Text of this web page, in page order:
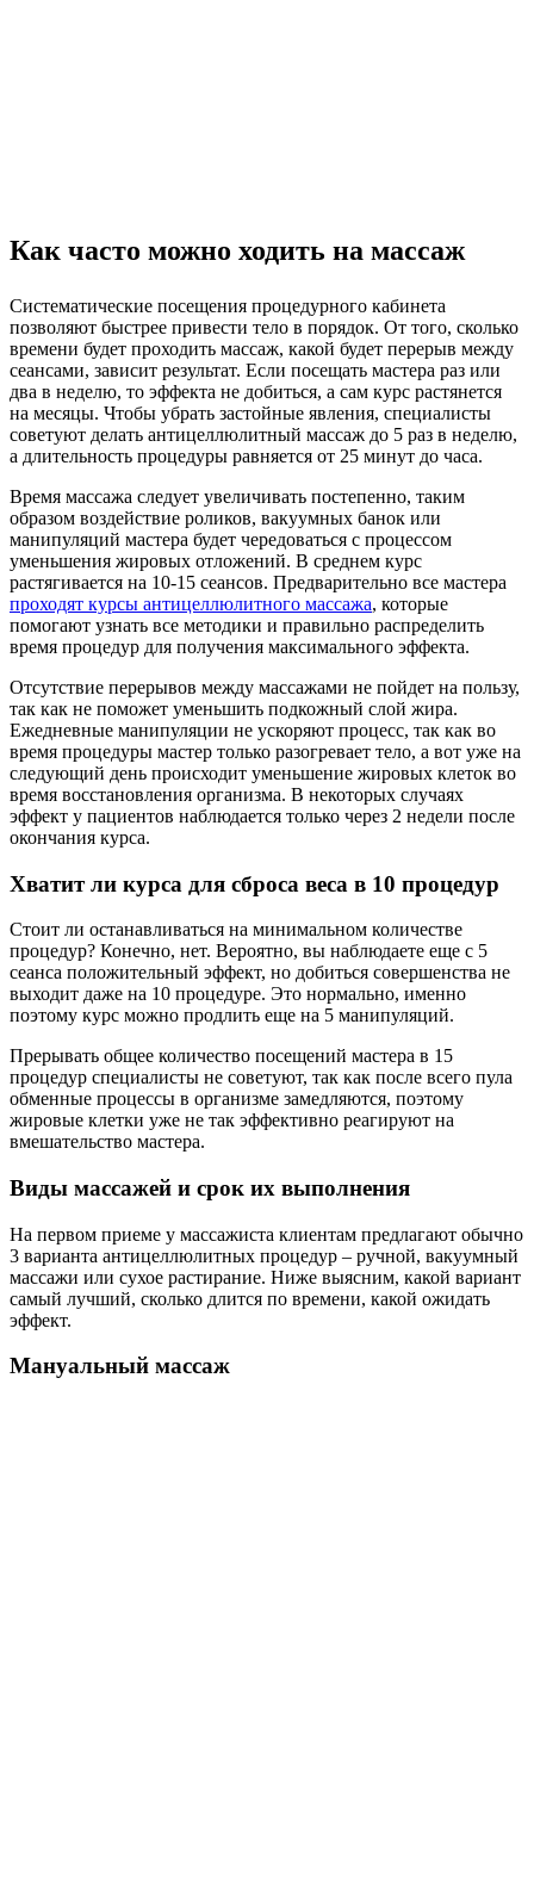
Как часто можно ходить на массаж
Систематические посещения процедурного кабинета
позволяют быстрее привести тело в порядок. От того, сколько
времени будет проходить массаж, какой будет перерыв между
сеансами, зависит результат. Если посещать мастера раз или
два в неделю, то эффекта не добиться, а сам курс растянется
на месяцы. Чтобы убрать застойные явления, специалисты
советуют делать антицеллюлитный массаж до 5 раз в неделю,
а длительность процедуры равняется от 25 минут до часа.
Время массажа следует увеличивать постепенно, таким
образом воздействие роликов, вакуумных банок или
манипуляций мастера будет чередоваться с процессом
уменьшения жировых отложений. В среднем курс
растягивается на 10-15 сеансов. Предварительно все мастера
проходят курсы антицеллюлитного массажа, которые
помогают узнать все методики и правильно распределить
время процедур для получения максимального эффекта.
Отсутствие перерывов между массажами не пойдет на пользу,
так как не поможет уменьшить подкожный слой жира.
Ежедневные манипуляции не ускоряют процесс, так как во
время процедуры мастер только разогревает тело, а вот уже на
следующий день происходит уменьшение жировых клеток во
время восстановления организма. В некоторых случаях
эффект у пациентов наблюдается только через 2 недели после
окончания курса.
Хватит ли курса для сброса веса в 10 процедур
Стоит ли останавливаться на минимальном количестве
процедур? Конечно, нет. Вероятно, вы наблюдаете еще с 5
сеанса положительный эффект, но добиться совершенства не
выходит даже на 10 процедуре. Это нормально, именно
поэтому курс можно продлить еще на 5 манипуляций.
Прерывать общее количество посещений мастера в 15
процедур специалисты не советуют, так как после всего пула
обменные процессы в организме замедляются, поэтому
жировые клетки уже не так эффективно реагируют на
вмешательство мастера.
Виды массажей и срок их выполнения
На первом приеме у массажиста клиентам предлагают обычно
3 варианта антицеллюлитных процедур – ручной, вакуумный
массажи или сухое растирание. Ниже выясним, какой вариант
самый лучший, сколько длится по времени, какой ожидать
эффект.
Мануальный массаж